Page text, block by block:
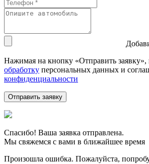
Нажимая на кнопку «Отправить заявку»,
обработку персональных данных и
конфиденциальности
Спасибо! Ваша заявка отправлена.
Мы свяжемся с вами в ближайшее время
Произошла ошибка. Пожалуйста,